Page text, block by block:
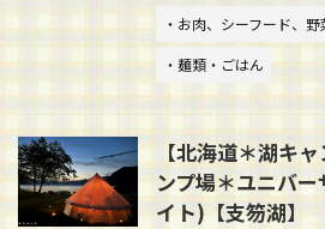
・お肉、シーフード、野
・麺類・ごはん
【北海道＊湖キ
ンプ場＊ユニバ
イト)【支笏湖】